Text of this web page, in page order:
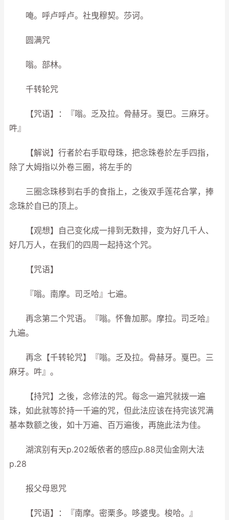
唵。呼卢呼卢。社曳穆契。莎诃。
圆满咒
嗡。部林。
千转轮咒
【咒语】：『嗡。乏及拉。骨赫牙。戛巴。三麻牙。
吽』
【解说】行者於右手取母珠，把念珠卷於左手四指，
除了大姆指以外卷三圈，将左手的
三圈念珠移到右手的食指上，之後双手莲花合掌，捧
念珠於自已的顶上。
【观想】自己变化成一排到无数排，变为好几千人、
好几万人，在我们的四周一起持这个咒。
【咒语】
『嗡。南摩。司乏哈』七遍。
再念第二个咒语。『嗡。怀鲁加那。摩拉。司乏哈』
九遍。
再念【千转轮咒】『嗡。乏及拉。骨赫牙。戛巴。三
麻牙。吽』。
【持咒】之後，念修法的咒。每念一遍咒就拨一遍
珠，如此就等於持一千遍的咒，但此法应该在持完该咒满
基本数额之後，如十万遍、百万遍後，再施此法为佳。
湖滨别有天p.202皈依者的感应p.88灵仙金刚大法
p.28
报父母恩咒
【咒语】：『南摩。密栗多。哆婆曳。梭哈。』